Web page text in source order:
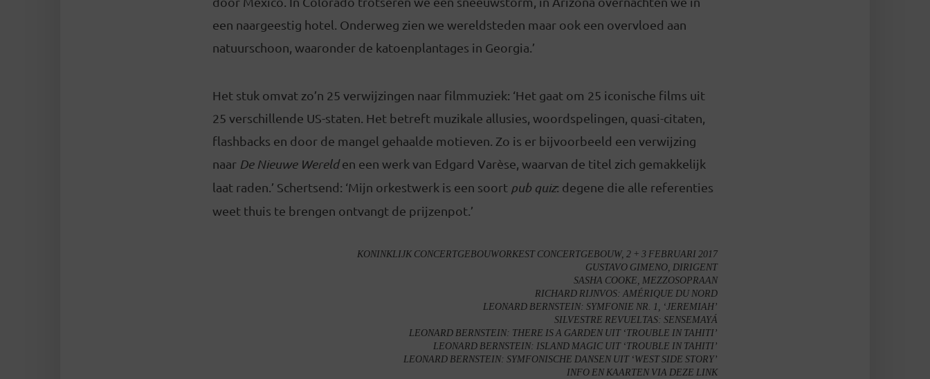
een naargeestig hotel. Onderweg zien we wereldsteden maar ook een overvloed aan
natuurschoon, waaronder de katoenplantages in Georgia.’
Het stuk omvat zo’n 25 verwijzingen naar filmmuziek: ‘Het gaat om 25 iconische films uit
25 verschillende US-staten. Het betreft muzikale allusies, woordspelingen, quasi-citaten,
flashbacks en door de mangel gehaalde motieven. Zo is er bijvoorbeeld een verwijzing
naar De Nieuwe Werelden een werk van Edgard Varèse, waarvan de titel zich gemakkelijk
laat raden.’ Schertsend: ‘Mijn orkestwerk is een soort pub quiz: degene die alle referenties
weet thuis te brengen ontvangt de prijzenpot.’
KONINKLIJK CONCERTGEBOUWORKEST CONCERTGEBOUW, 2 + 3 FEBRUARI 2017
GUSTAVO GIMENO, DIRIGENT
SASHA COOKE, MEZZOSOPRAAN
RICHARD RIJNVOS: AMÉRIQUE DU NORD
LEONARD BERNSTEIN: SYMFONIE NR. 1, ‘JEREMIAH’
SILVESTRE REVUELTAS: SENSEMAYÁ
LEONARD BERNSTEIN: THERE IS A GARDEN UIT ‘TROUBLE IN TAHITI’
LEONARD BERNSTEIN: ISLAND MAGIC UIT ‘TROUBLE IN TAHITI’
LEONARD BERNSTEIN: SYMFONISCHE DANSEN UIT ‘WEST SIDE STORY’
INFO EN KAARTENVIA DEZE LINK